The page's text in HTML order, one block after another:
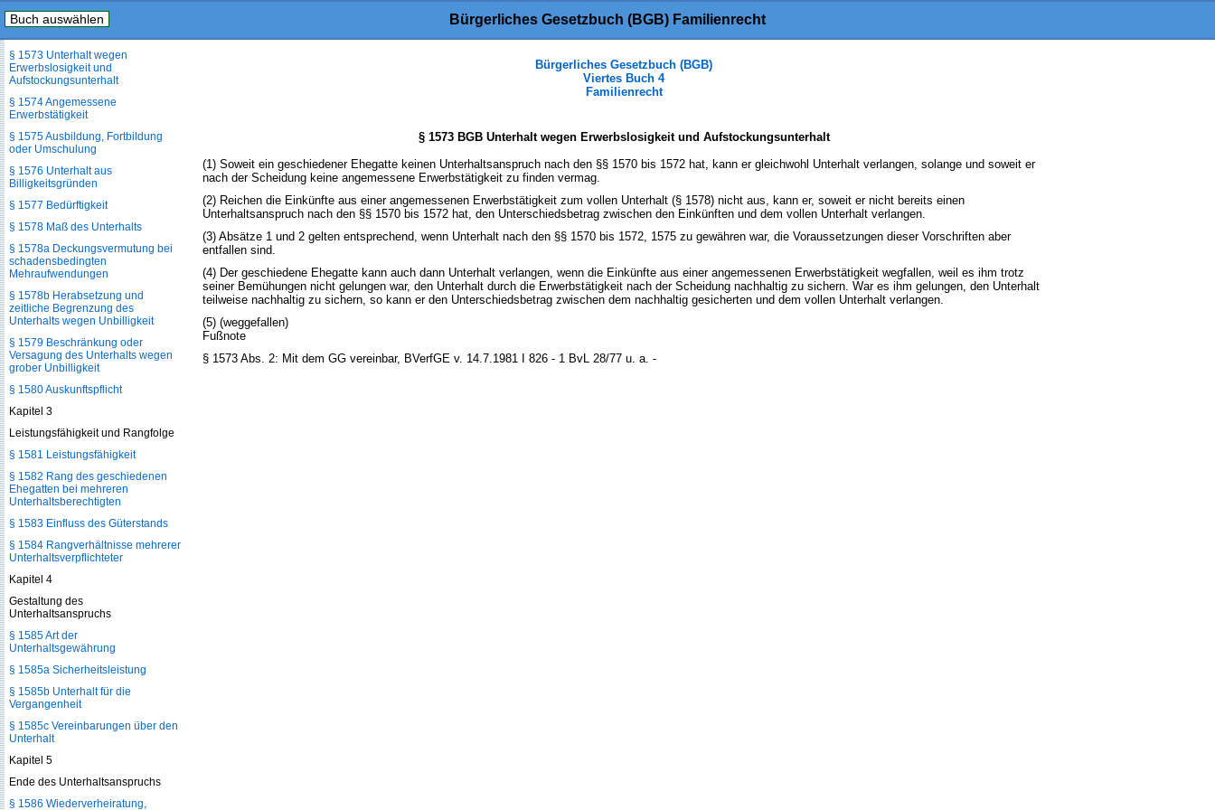
Buch auswählen Bürgerliches Gesetzbuch (BGB) Familienrecht
Bürgerliches Gesetzbuch (BGB)
Viertes Buch 4
Familienrecht
§ 1573 BGB Unterhalt wegen Erwerbslosigkeit und Aufstockungsunterhalt
(1) Soweit ein geschiedener Ehegatte keinen Unterhaltsanspruch nach den §§ 1570 bis 1572 hat, kann er gleichwohl Unterhalt verlangen, solange und soweit er
nach der Scheidung keine angemessene Erwerbstätigkeit zu finden vermag.
(2) Reichen die Einkünfte aus einer angemessenen Erwerbstätigkeit zum vollen Unterhalt (§ 1578) nicht aus, kann er, soweit er nicht bereits einen
Unterhaltsanspruch nach den §§ 1570 bis 1572 hat, den Unterschiedsbetrag zwischen den Einkünften und dem vollen Unterhalt verlangen.
(3) Absätze 1 und 2 gelten entsprechend, wenn Unterhalt nach den §§ 1570 bis 1572, 1575 zu gewähren war, die Voraussetzungen dieser Vorschriften aber
entfallen sind.
(4) Der geschiedene Ehegatte kann auch dann Unterhalt verlangen, wenn die Einkünfte aus einer angemessenen Erwerbstätigkeit wegfallen, weil es ihm trotz
seiner Bemühungen nicht gelungen war, den Unterhalt durch die Erwerbstätigkeit nach der Scheidung nachhaltig zu sichern. War es ihm gelungen, den Unterhalt
teilweise nachhaltig zu sichern, so kann er den Unterschiedsbetrag zwischen dem nachhaltig gesicherten und dem vollen Unterhalt verlangen.
(5) (weggefallen)
Fußnote
§ 1573 Abs. 2: Mit dem GG vereinbar, BVerfGE v. 14.7.1981 I 826 - 1 BvL 28/77 u. a. -
§ 1572 Unterhalt wegen Krankheit
§ 1573 Unterhalt wegen
Erwerbslosigkeit und
Aufstockungsunterhalt
§ 1574 Angemessene
Erwerbstätigkeit
§ 1575 Ausbildung, Fortbildung
oder Umschulung
§ 1576 Unterhalt aus
Billigkeitsgründen
§ 1577 Bedürftigkeit
§ 1578 Maß des Unterhalts
§ 1578a Deckungsvermutung bei
schadensbedingten
Mehraufwendungen
§ 1578b Herabsetzung und
zeitliche Begrenzung des
Unterhalts wegen Unbilligkeit
§ 1579 Beschränkung oder
Versagung des Unterhalts wegen
grober Unbilligkeit
§ 1580 Auskunftspflicht
Kapitel 3
Leistungsfähigkeit und Rangfolge
§ 1581 Leistungsfähigkeit
§ 1582 Rang des geschiedenen
Ehegatten bei mehreren
Unterhaltsberechtigten
§ 1583 Einfluss des Güterstands
§ 1584 Rangverhältnisse mehrerer
Unterhaltsverpflichteter
Kapitel 4
Gestaltung des
Unterhaltsanspruchs
§ 1585 Art der
Unterhaltsgewährung
§ 1585a Sicherheitsleistung
§ 1585b Unterhalt für die
Vergangenheit
§ 1585c Vereinbarungen über den
Unterhalt
Kapitel 5
Ende des Unterhaltsanspruchs
§ 1586 Wiederverheiratung,